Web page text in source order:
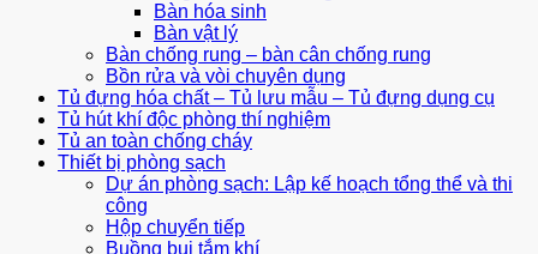
Bàn hóa sinh
Bàn vật lý
Bàn chống rung – bàn cân chống rung
Bồn rửa và vòi chuyên dụng
Tủ đựng hóa chất – Tủ lưu mẫu – Tủ đựng dụng cụ
Tủ hút khí độc phòng thí nghiệm
Tủ an toàn chống cháy
Thiết bị phòng sạch
Dự án phòng sạch: Lập kế hoạch tổng thể và thi
công
Hộp chuyển tiếp
Buồng bụi tắm khí